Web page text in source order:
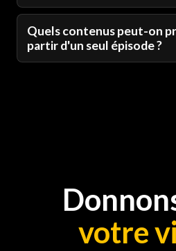
Quels contenus peut-on
partir d'un seul épisode ?
votre